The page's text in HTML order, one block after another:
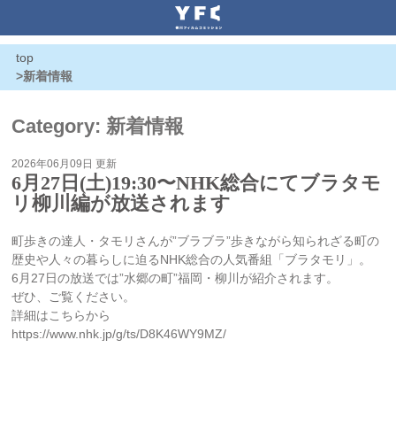
top
>新着情報
Category: 新着情報
2026年06月09日 更新
6月27日(土)19:30〜NHK総合にてブラタモ
リ柳川編が放送されます
町歩きの達人・タモリさんが”ブラブラ”歩きながら知られざる町の
歴史や人々の暮らしに迫るNHK総合の人気番組「ブラタモリ」。
6月27日の放送では”水郷の町”福岡・柳川が紹介されます。
ぜひ、ご覧ください。
詳細はこちらから
https://www.nhk.jp/g/ts/D8K46WY9MZ/